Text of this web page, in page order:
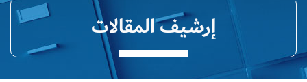
إرشيف المقالات